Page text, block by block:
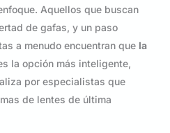
Aquellos que buscan
de gafas, y un paso
a menudo encuentran que la
la opción más inteligente,
por especialistas que
de lentes de última